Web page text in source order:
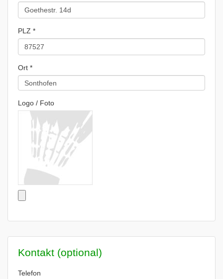
PLZ *
Ort *
Logo / Foto
Kontakt (optional)
Telefon